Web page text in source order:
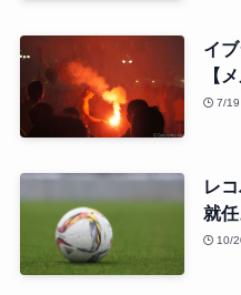
イ
【
7/
レ
就
10/